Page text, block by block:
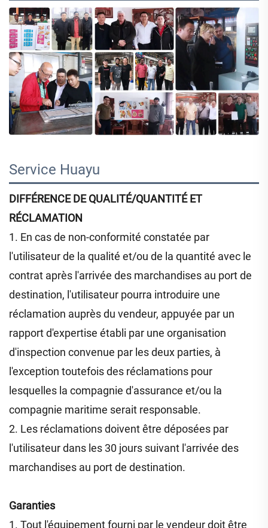
Service Huayu
DIFFÉRENCE DE QUALITÉ/QUANTITÉ ET
RÉCLAMATION
1. En cas de non-conformité constatée par
l'utilisateur de la qualité et/ou de la quantité avec le
contrat après l'arrivée des marchandises au port de
destination, l'utilisateur pourra introduire une
réclamation auprès du vendeur, appuyée par un
rapport d'expertise établi par une organisation
d'inspection convenue par les deux parties, à
l'exception toutefois des réclamations pour
lesquelles la compagnie d'assurance et/ou la
compagnie maritime serait responsable.
2. Les réclamations doivent être déposées par
l'utilisateur dans les 30 jours suivant l'arrivée des
marchandises au port de destination.
Garanties
1. Tout l'équipement fourni par le vendeur doit être